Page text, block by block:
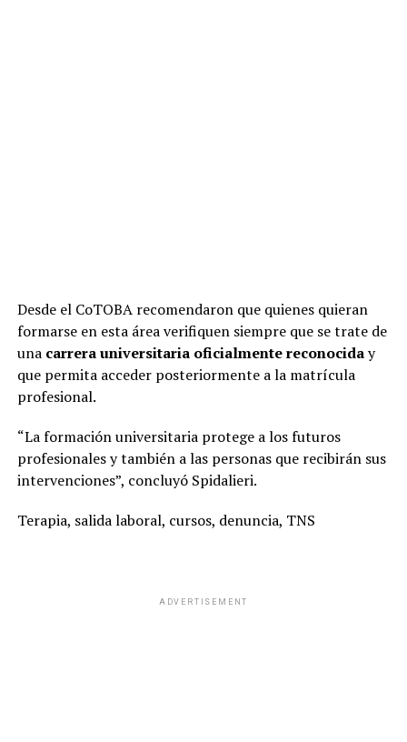
Desde el CoTOBA recomendaron que quienes quieran
formarse en esta área verifiquen siempre que se trate de
una carrera universitaria oficialmente reconociday
que permita acceder posteriormente a la matrícula
profesional.
“La formación universitaria protege a los futuros
profesionales y también a las personas que recibirán sus
intervenciones”, concluyó Spidalieri.
Terapia, salida laboral, cursos, denuncia, TNS
ADVERTISEMENT